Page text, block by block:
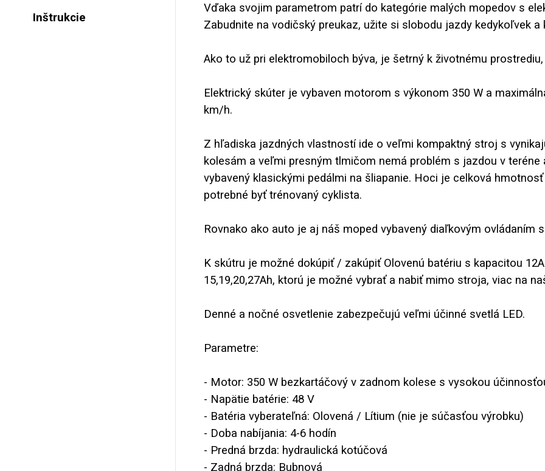
Inštrukcie
Vďaka svojim parametrom patrí do kategórie malých mopedov s
Zabudnite na vodičský preukaz, užite si slobodu jazdy kedykoľvek
Ako to už pri elektromobiloch býva, je šetrný k životnému
Elektrický skúter je vybaven motorom s výkonom 350 W a
km/h.
Z hľadiska jazdných vlastností ide o veľmi kompaktný stroj s
kolesám a veľmi presným tlmičom nemá problém s jazdou v
vybavený klasickými pedálmi na šliapanie. Hoci je celková
potrebné byť trénovaný cyklista.
Rovnako ako auto je aj náš moped vybavený diaľkovým ovládaním
K skútru je možné dokúpiť / zakúpiť Olovenú batériu s kapacitou
15,19,20,27Ah, ktorú je možné vybrať a nabiť mimo stroja, viac na
Denné a nočné osvetlenie zabezpečujú veľmi účinné svetlá LED.
Parametre:
- Motor: 350 W bezkartáčový v zadnom kolese s vysokou
- Napätie batérie: 48 V
- Batéria vyberateľná: Olovená / Lítium (nie je súčasťou výrobku)
- Doba nabíjania: 4-6 hodín
- Predná brzda: hydraulická kotúčová
- Zadná brzda: Bubnová